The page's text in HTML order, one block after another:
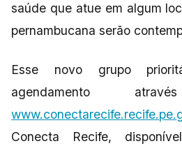
saúde que atue em algum
pernambucana serão
Esse novo grupo
agendamento
Conecta Recife,